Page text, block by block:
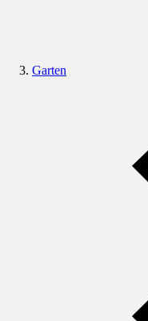
Garten